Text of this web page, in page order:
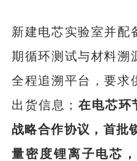
新建电芯实验室并配
期循环测试与材料溯
全程追溯平台，要求
出货信息； 在电芯环
战略合作协议，首批
量密度锂离子电芯